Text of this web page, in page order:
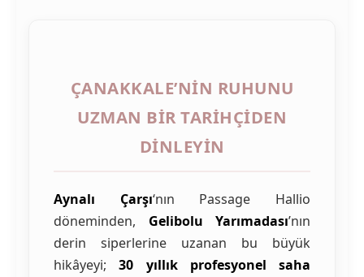
ÇANAKKALE’NIN RUHUNU
UZMAN BIR TARIHÇIDEN
DINLEYIN
Aynalı Çarşı‘nın Passage Hallio
döneminden, Gelibolu Yarımadası’nın
derin siperlerine uzanan bu büyük
hikâyeyi;30 yıllık profesyonel saha